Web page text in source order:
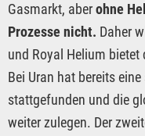
Gasmarkt, aberohne
Prozesse nicht. Daher
und Royal Helium bietet
Bei Uran hat bereits
stattgefunden und die
weiter zulegen. Der